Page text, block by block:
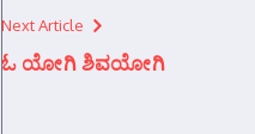
Next Article
ಓ ಯೋಗಿ ಶಿವಯೋಗಿ